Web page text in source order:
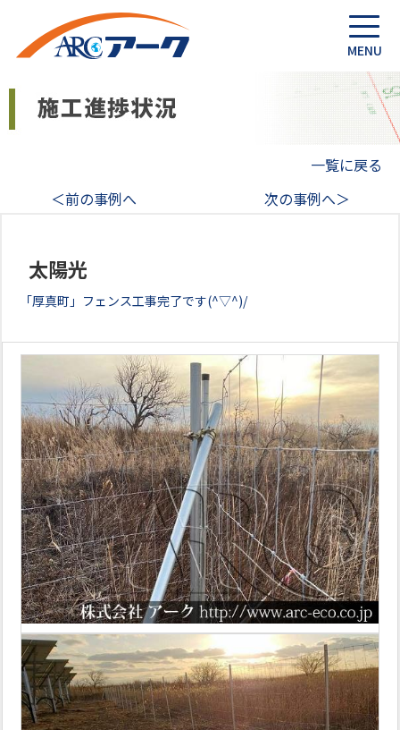
一覧に戻る
＜前の事例へ
次の事例へ＞
太陽光
「厚真町」フェンス工事完了です(^▽^)/